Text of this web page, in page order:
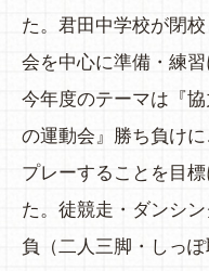
た。君田中学校が閉
会を中心に準備・練習
今年度のテーマは『
の運動会』勝ち負け
プレーすることを目
た。徒競走・ダンシ
負（二人三脚・しっ